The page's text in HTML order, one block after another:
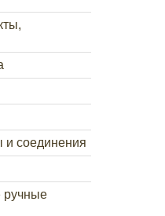
и соединения
ручные